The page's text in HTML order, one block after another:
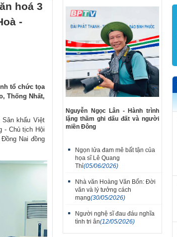
hoá 3
-
tổ chức tọa
Thống Nhất,
khấu Việt
- Chủ tịch Hội
Nai đồng
Nguyễn Ngọc Lân - Hành trình
lặng thầm ghi dấu đất và người
miền Đông
Ngọn lửa đam mê bất tận của
họa sĩ Lê Quang
Thỉ(05/06/2026)
Nhà văn Hoàng Văn Bổn: Đời
văn và lý tưởng cách
mạng(30/05/2026)
Người nghệ sĩ đau đáu nghĩa
tình tri ân(12/05/2026)